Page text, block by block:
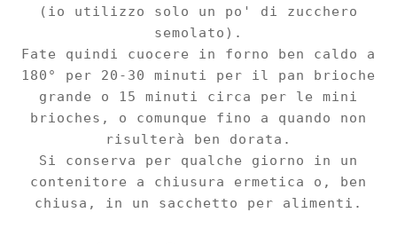
(io utilizzo solo
un po' di zucchero
semolato).
Fate quindi cuocere in forno ben caldo a
180° per 20-30 minuti per il pan brioche
grande o 15 minuti circa per le mini
b rioches, o comunque
fino a quando non
risulterà ben dorata.
Si conserva per qualche giorno in un
contenitore a chiusura ermetica o, ben
chiusa, in un sacchetto per alimenti.